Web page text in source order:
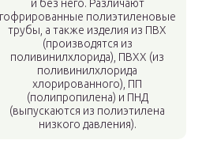
и без него. Различают
гофрированные полиэтиленовые
трубы, а также изделия из ПВХ
(производятся из
поливинилхлорида), ПВХХ (из
поливинилхлорида
хлорированного), ПП
(полипропилена) и ПНД
(выпускаются из полиэтилена
низкого давления).